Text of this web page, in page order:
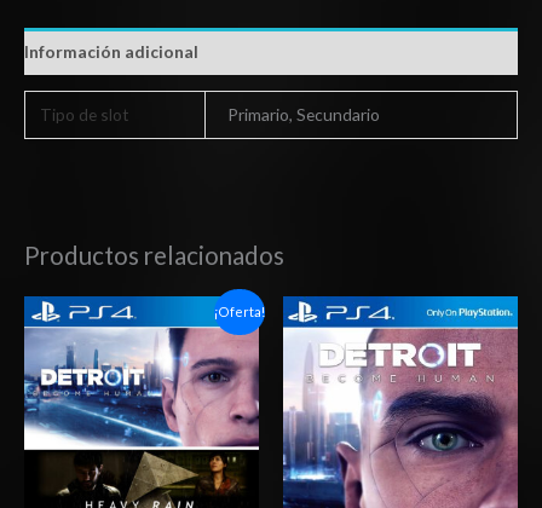
Información adicional
Tipo de slot Primario, Secundario
Productos relacionados
¡Oferta!
Rango
de
precios:
desde
$10.03
hasta
$17.03
Rango
de
precios:
desde
$10.03
hasta
$15.03